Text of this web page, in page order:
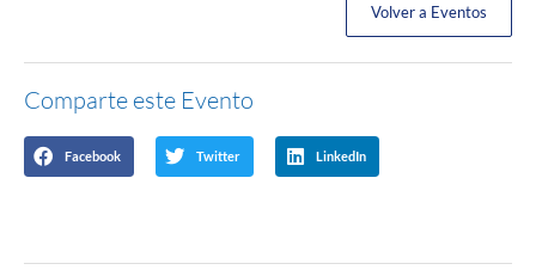
Volver a Eventos
Comparte este Evento
Facebook Twitter LinkedIn